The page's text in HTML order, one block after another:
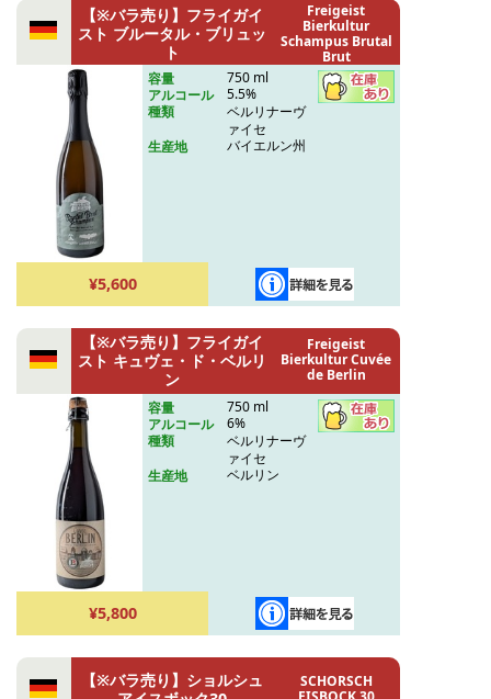
【※バラ売り】フライガイ
スト ブルータル・ブリュッ
ト
Freigeist
Bierkultur
Schampus Brutal
Brut
容量
750 ml
アルコール
5.5%
種類
ベルリナーヴ
ァイセ
生産地
バイエルン州
¥5,600
【※バラ売り】フライガイ
スト キュヴェ・ド・ベルリ
ン
Freigeist
Bierkultur Cuvée
de Berlin
容量
750 ml
アルコール
6%
種類
ベルリナーヴ
ァイセ
生産地
ベルリン
¥5,800
【※バラ売り】ショルシュ
SCHORSCH